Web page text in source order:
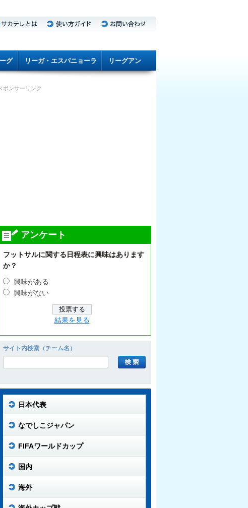
グ リーガ・エスパニョーラ リーグアン
ポンサーリンク
アンケート
フットサルに関する日程表に興味はあります
か？
興味がある
興味がない
結果を見る
サイト内検索（チーム名）
日本代表
なでしこジャパン
FIFAワールドカップ
国内
海外